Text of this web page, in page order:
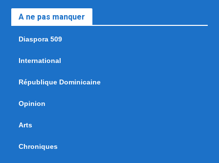
A ne pas manquer
Diaspora 509
International
République Dominicaine
Opinion
Arts
Chroniques